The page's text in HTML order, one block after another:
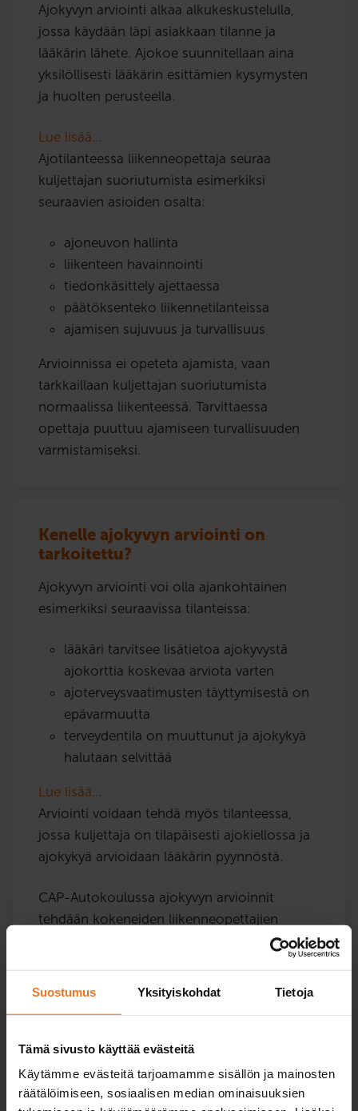
Suostumus Yksityiskohdat Tietoja
Tämä sivusto käyttää evästeitä
Käytämme evästeitä tarjoamamme sisällön ja mainosten
räätälöimiseen, sosiaalisen median ominaisuuksien
Ajokyvyn arviointi alkaa alkukeskustelulla,
jossa käydään läpi asiakkaan tilanne ja
lääkärin lähete. Ajokoe suunnitellaan aina
yksilöllisesti lääkärin esittämien kysymysten
ja huolten perusteella.
Lue lisää…
Ajotilanteessa liikenneopettaja seuraa
kuljettajan suoriutumista esimerkiksi
seuraavien asioiden osalta:
ajoneuvon hallinta
liikenteen havainnointi
tiedonkäsittely ajettaessa
päätöksenteko liikennetilanteissa
ajamisen sujuvuus ja turvallisuus
Arvioinnissa ei opeteta ajamista, vaan
tarkkaillaan kuljettajan suoriutumista
normaalissa liikenteessä. Tarvittaessa
opettaja puuttuu ajamiseen turvallisuuden
varmistamiseksi.
Kenelle ajokyvyn arviointi on
tarkoitettu?
Ajokyvyn arviointi voi olla ajankohtainen
esimerkiksi seuraavissa tilanteissa:
lääkäri tarvitsee lisätietoa ajokyvystä
ajokorttia koskevaa arviota varten
ajoterveysvaatimusten täyttymisestä on
epävarmuutta
terveydentila on muuttunut ja ajokykyä
halutaan selvittää
Lue lisää…
Arviointi voidaan tehdä myös tilanteessa,
jossa kuljettaja on tilapäisesti ajokiellossa ja
ajokykyä arvioidaan lääkärin pyynnöstä.
CAP-Autokoulussa ajokyvyn arvioinnit
tehdään kokeneiden liikenneopettajien
toimesta, ja arvioinnin tuloksista laaditaan
Valitse toimipiste niin näet